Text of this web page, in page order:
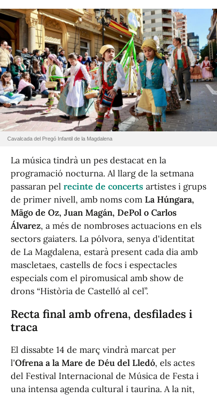
Cavalcada del Pregó Infantil de la Magdalena
La música tindrà un pes destacat en la
programació nocturna. Al llarg de la setmana
passaran pel recinte de concerts artistes i grups
de primer nivell, amb noms com La Húngara,
Mägo de Oz, Juan Magán, DePol o Carlos
Álvarez, a més de nombroses actuacions en els
sectors gaiaters. La pólvora, senya d'identitat
de La Magdalena, estarà present cada dia amb
mascletaes, castells de focs i espectacles
especials com el piromusical amb show de
drons “Història de Castelló al cel”.
Recta final amb ofrena, desfilades i
traca
El dissabte 14 de març vindrà marcat per
l'Ofrena a la Mare de Déu del Lledó, els actes
del Festival Internacional de Música de Festa i
una intensa agenda cultural i taurina. A la nit,